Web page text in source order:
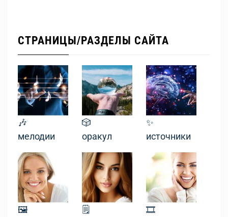
СТРАНИЦЫ/РАЗДЕЛЫ САЙТА
🎶
мелодии
🎲
оракул
✨
источники
🖼
🗒
🎞